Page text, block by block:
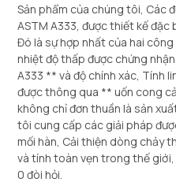
Sản phẩm của chúng tôi, Các
ASTM A333, được thiết kế đặc
Đó là sự hợp nhất của hai
nhiệt độ thấp được chứng
A333 ** và độ chính xác, Tính
được thông qua ** uốn cong
không chỉ đơn thuần là sản
tôi cung cấp các giải pháp
mối hàn, Cải thiện dòng chảy
và tính toàn vẹn trong thế
0 đòi hỏi.